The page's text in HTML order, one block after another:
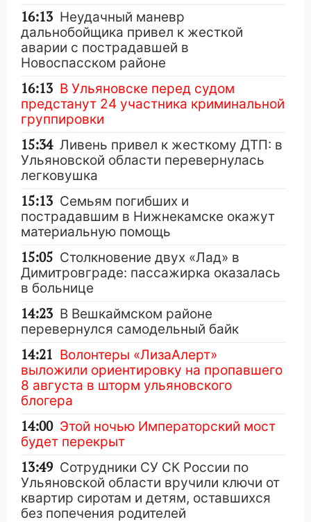
16:13 Неудачный маневр
дальнобойщика привел к жесткой
аварии с пострадавшей в
Новоспасском районе
16:13 В Ульяновске перед судом
предстанут 24 участника криминальной
группировки
15:34 Ливень привел к жесткому ДТП: в
Ульяновской области перевернулась
легковушка
15:13 Семьям погибших и
пострадавшим в Нижнекамске окажут
материальную помощь
15:05 Столкновение двух «Лад» в
Димитровграде: пассажирка оказалась
в больнице
14:23 В Вешкаймском районе
перевернулся самодельный байк
14:21 Волонтеры «ЛизаАлерт»
выложили ориентировку на пропавшего
8 августа в шторм ульяновского
блогера
14:00 Этой ночью Императорский мост
будет перекрыт
13:49 Сотрудники СУ СК России по
Ульяновской области вручили ключи от
квартир сиротам и детям, оставшихся
без попечения родителей